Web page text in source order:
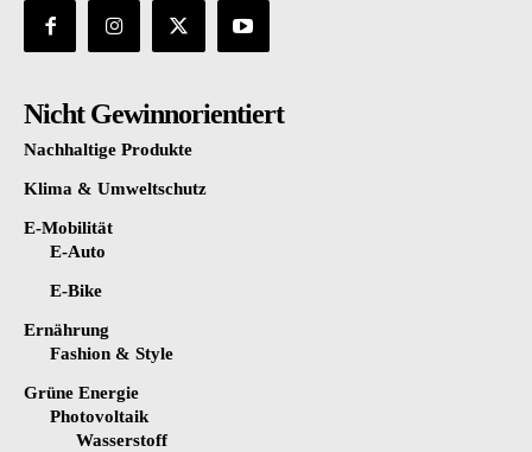
Nicht Gewinnorientiert
Nachhaltige Produkte
Klima & Umweltschutz
E-Mobilität
E-Auto
E-Bike
Ernährung
Fashion & Style
Grüne Energie
Photovoltaik
Wasserstoff